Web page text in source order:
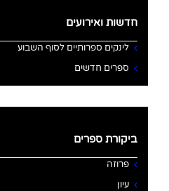
חדשות ואירועים
לינקים ספרותיים לסוף השבוע
ספרים חדשים
ביקורת ספרים
פרוזה
עיון